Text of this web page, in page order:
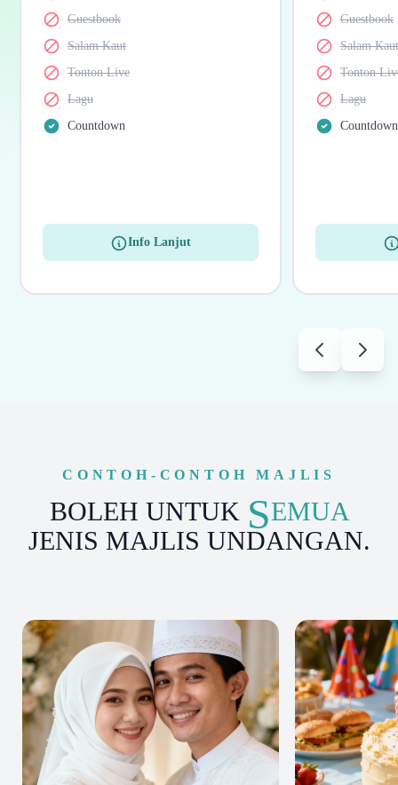
Guestbook
Salam Kaut
Tonton Live
Lagu
Countdown
Info Lanjut
Guestbook
Salam
Tonton
Lagu
Countdown
CONTOH-CONTOH MAJLIS
BOLEH UNTUK SEMUA
JENIS MAJLIS UNDANGAN.